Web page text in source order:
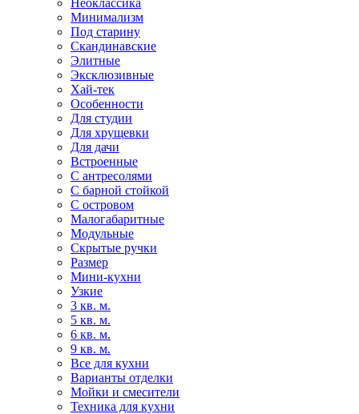
Неоклассика
Минимализм
Под старину
Скандинавские
Элитные
Эксклюзивные
Хай-тек
Особенности
Для студии
Для хрущевки
Для дачи
Встроенные
С антресолями
С барной стойкой
С островом
Малогабаритные
Модульные
Скрытые ручки
Размер
Мини-кухни
Узкие
3 кв. м.
5 кв. м.
6 кв. м.
9 кв. м.
Все для кухни
Варианты отделки
Мойки и смесители
Техника для кухни